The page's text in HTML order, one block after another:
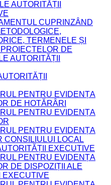
AUTORITĂȚII
CUPRINZÂND
TERMENELE ȘI
DE
AUTORITĂȚII
PENTRU EVIDENȚA
DE HOTĂRÂRI
PENTRU EVIDENȚA
PENTRU EVIDENȚA
CONSILIULUI LOCAL
EXECUTIVE
PENTRU EVIDENȚA
DE DISPOZIȚII ALE
EXECUTIVE